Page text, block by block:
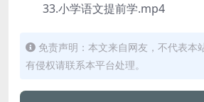
33.小学语文提前学.mp4
免责声明：本文来自网友，不代表本
有侵权请联系本平台处理。